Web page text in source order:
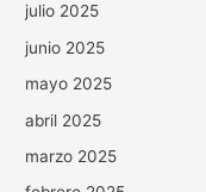
julio 2025
junio 2025
mayo 2025
abril 2025
marzo 2025